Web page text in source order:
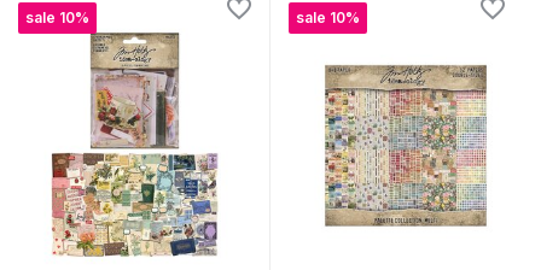
sale 10% sale 10%